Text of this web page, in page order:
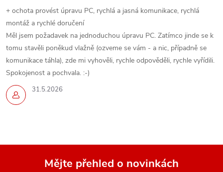
31.5.2026
+ ochota provést úpravu PC, rychlá a jasná komunikace, rychlá
montáž a rychlé doručení
Měl jsem požadavek na jednoduchou úpravu PC. Zatímco jinde se k
tomu stavěli poněkud vlažně (ozveme se vám - a nic, případně se
komunikace táhla), zde mi vyhověli, rychle odpověděli, rychle vyřídili.
Spokojenost a pochvala. :-)
Mějte přehled o novinkách